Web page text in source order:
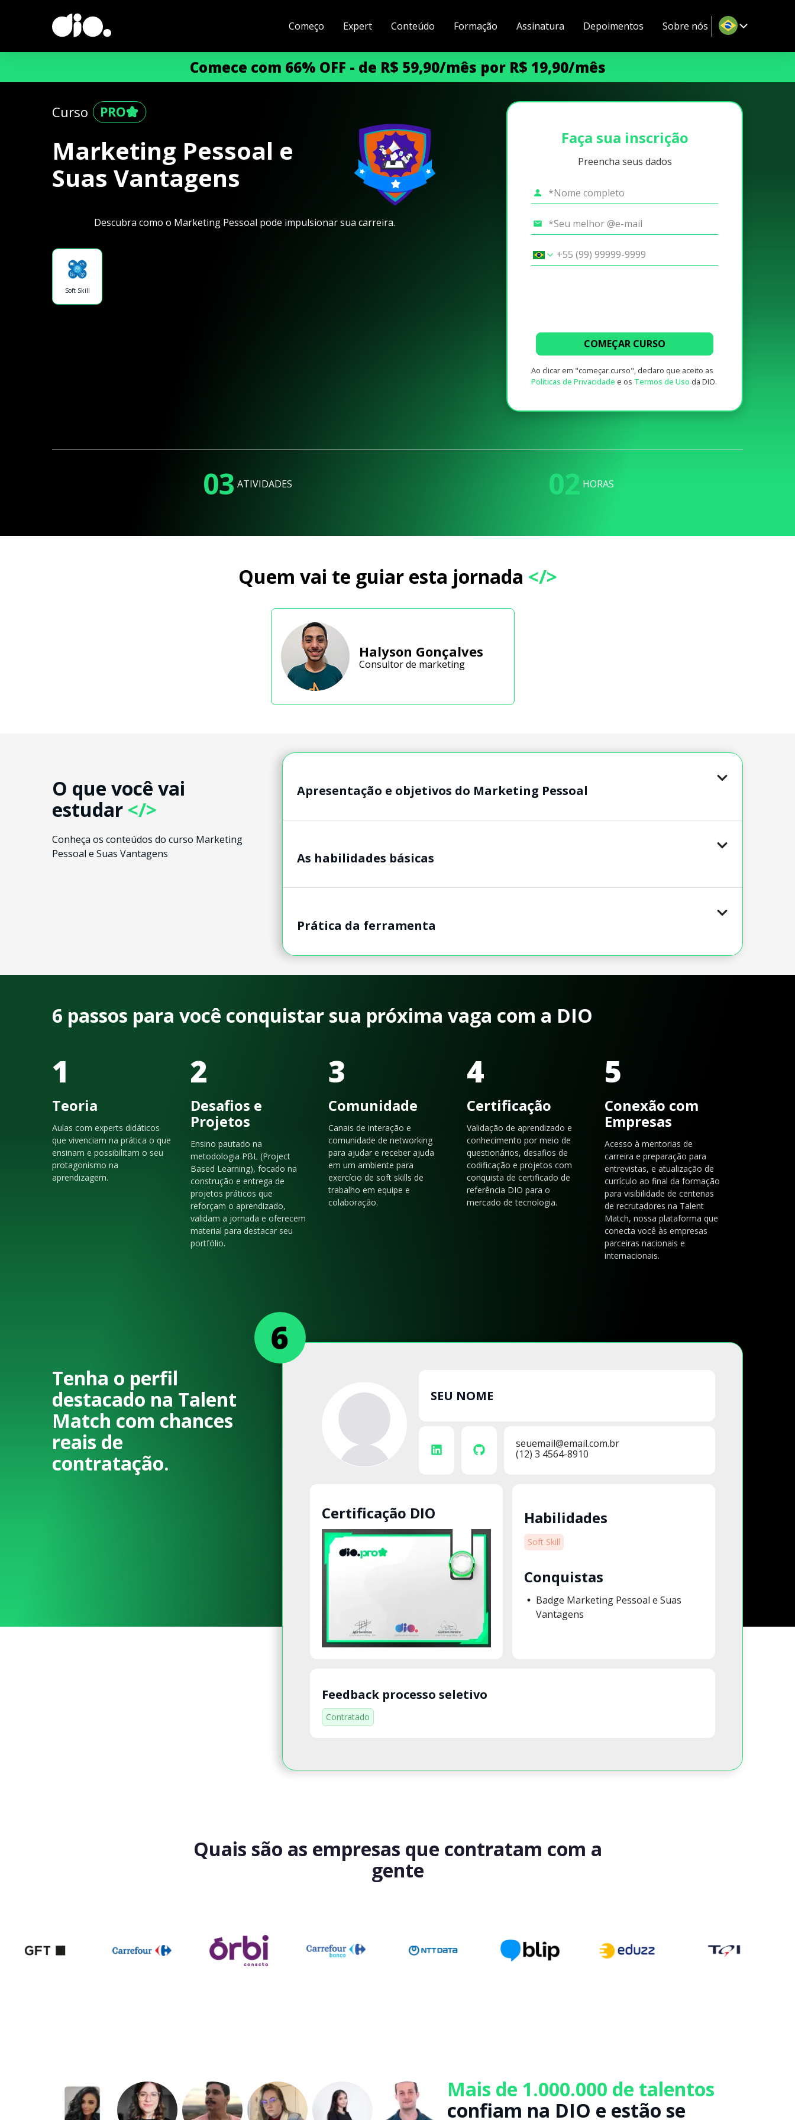
Começo Expert Conteúdo Formação Assinatura Depoimentos Sobre nós
Comece com 66% OFF - de R$ 59,90/mês por R$ 19,90/mês
Curso
Marketing Pessoal e
Suas Vantagens
Descubra como o Marketing Pessoal pode impulsionar sua carreira.
Soft Skill
Faça sua inscrição
Preencha seus dados
COMEÇAR CURSO
Ao clicar em "começar curso", declaro que aceito as
Políticas de Privacidade e os Termos de Uso da DIO.
03 ATIVIDADES 02 HORAS
Quem vai te guiar esta jornada </>
Halyson Gonçalves
Consultor de marketing
O que você vai
estudar </>
Conheça os conteúdos do curso Marketing
Pessoal e Suas Vantagens
Apresentação e objetivos do Marketing Pessoal
As habilidades básicas
Prática da ferramenta
6 passos para você conquistar sua próxima vaga com a DIO
1
Teoria
Aulas com experts didáticos
que vivenciam na prática o que
ensinam e possibilitam o seu
protagonismo na
aprendizagem.
2
Desafios e
Projetos
Ensino pautado na
metodologia PBL (Project
Based Learning), focado na
construção e entrega de
projetos práticos que
reforçam o aprendizado,
validam a jornada e oferecem
material para destacar seu
portfólio.
3
Comunidade
Canais de interação e
comunidade de networking
para ajudar e receber ajuda
em um ambiente para
exercício de soft skills de
trabalho em equipe e
colaboração.
4
Certificação
Validação de aprendizado e
conhecimento por meio de
questionários, desafios de
codificação e projetos com
conquista de certificado de
referência DIO para o
mercado de tecnologia.
5
Conexão com
Empresas
Acesso à mentorias de
carreira e preparação para
entrevistas, e atualização de
currículo ao final da formação
para visibilidade de centenas
de recrutadores na Talent
Match, nossa plataforma que
conecta você às empresas
parceiras nacionais e
internacionais.
Tenha o perfil
destacado na Talent
Match com chances
reais de
contratação.
SEU NOME
seuemail@email.com.br
(12) 3 4564-8910
Certificação DIO Habilidades
Soft Skill
Conquistas
Badge Marketing Pessoal e Suas
Vantagens
Feedback processo seletivo
Contratado
Quais são as empresas que contratam com a
gente
Mais de 1.000.000 de talentos
confiam na DIO e estão se